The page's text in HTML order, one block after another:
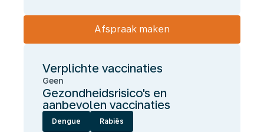
Afspraak maken
Verplichte vaccinaties
Geen
Gezondheidsrisico's en
aanbevolen vaccinaties
Dengue Rabiës